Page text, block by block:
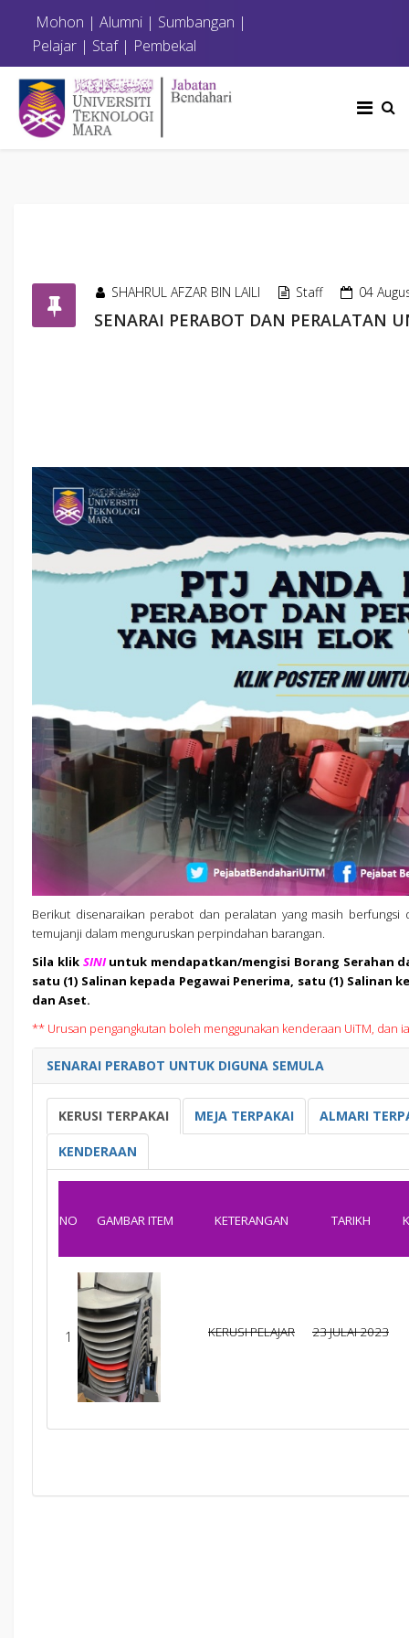
Mohon | Alumni | Sumbangan |
Pelajar | Staf| Pembekal
SHAHRUL AFZAR BIN LAILI Staff 04
SENARAI PERABOT DAN PERALATAN
Berikut disenaraikan perabot dan peralatan yang masih berfungsi
temujanji dalam menguruskan perpindahan barangan.
Sila klik SINIuntuk mendapatkan/mengisi Borang Serahan
satu (1) Salinan kepada Pegawai Penerima, satu (1) Salinan
dan Aset.
** Urusan pengangkutan boleh menggunakan kenderaan UiTM, dan
SENARAI PERABOT UNTUK DIGUNA SEMULA
KERUSI TERPAKAI MEJA TERPAKAI ALMARI
KENDERAAN
NO GAMBAR ITEM KETERANGAN TARIKH
1 KERUSI PELAJAR 23 JULAI 2023